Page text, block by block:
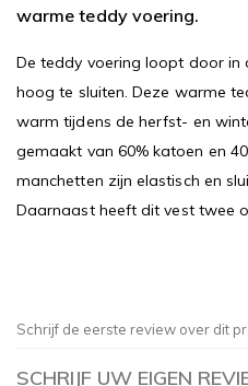
warme teddy voering.
De teddy voering loopt door in
hoog te sluiten. Deze warme
warm tijdens de herfst- en
gemaakt van 60% katoen en
manchetten zijn elastisch en
Daarnaast heeft dit vest twee
Schrijf de eerste review over dit
SCHRIJF UW EIGEN